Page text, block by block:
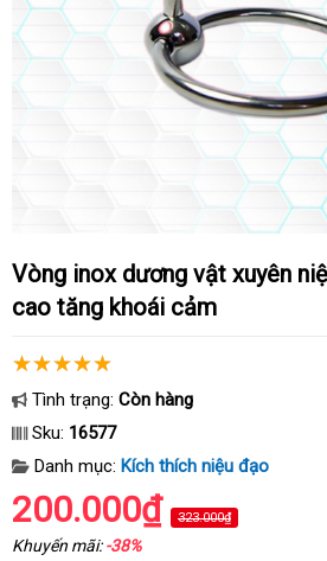
Vòng inox dương vật xuyên niệu đạo chất lượng
cao tăng khoái cảm
Tình trạng: Còn hàng
Sku: 16577
Danh mục: Kích thích niệu đạo
200.000₫ 323.000₫
Khuyến mãi:-38%